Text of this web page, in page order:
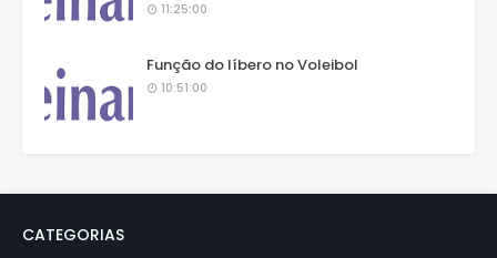
11:25:00
Função do líbero no Voleibol
10:51:00
CATEGORIAS